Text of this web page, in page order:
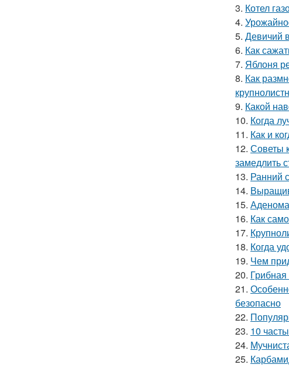
3. Котел
4.
5. Девичий
6. Как
7. Яблоня
8. Как
9. Какой
10. Когда
11. Как и
12. Советы
замедлить
13. Ранний
14.
15.
16. Как
17.
18. Когда
19. Чем
20.
21.
безопасно
22.
23. 10
24.
25.